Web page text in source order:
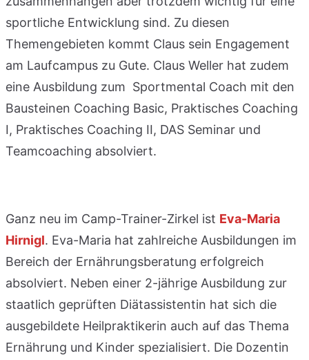
sportliche Entwicklung sind. Zu diesen
Themengebieten kommt Claus sein Engagement
am Laufcampus zu Gute. Claus Weller hat zudem
eine Ausbildung zum Sportmental Coach mit den
Bausteinen Coaching Basic, Praktisches Coaching
I, Praktisches Coaching II, DAS Seminar und
Teamcoaching absolviert.
Ganz neu im Camp-Trainer-Zirkel ist Eva-Maria
Hirnigl. Eva-Maria hat zahlreiche Ausbildungen im
Bereich der Ernährungsberatung erfolgreich
absolviert. Neben einer 2-jährige Ausbildung zur
staatlich geprüften Diätassistentin hat sich die
ausgebildete Heilpraktikerin auch auf das Thema
Ernährung und Kinder spezialisiert. Die Dozentin